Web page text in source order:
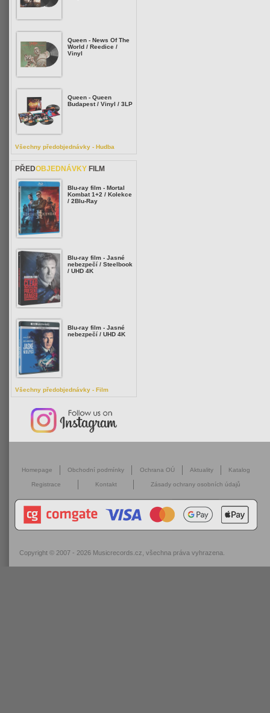
Queen - News Of The
World / Reedice /
Vinyl
Queen - Queen
Budapest / Vinyl / 3LP
Všechny předobjednávky - Hudba
PŘEDOBJEDNÁVKY FILM
Blu-ray film - Mortal
Kombat 1+2 / Kolekce
/ 2Blu-Ray
Blu-ray film - Jasné
nebezpečí / Steelbook
/ UHD 4K
Blu-ray film - Jasné
nebezpečí / UHD 4K
Všechny předobjednávky - Film
Homepage Obchodní podmínky Ochrana OÚ Aktuality Katalog
Registrace Kontakt Zásady ochrany osobních údajů
Copyright © 2007 - 2026 Musicrecords.cz , všechna práva vyhrazena.